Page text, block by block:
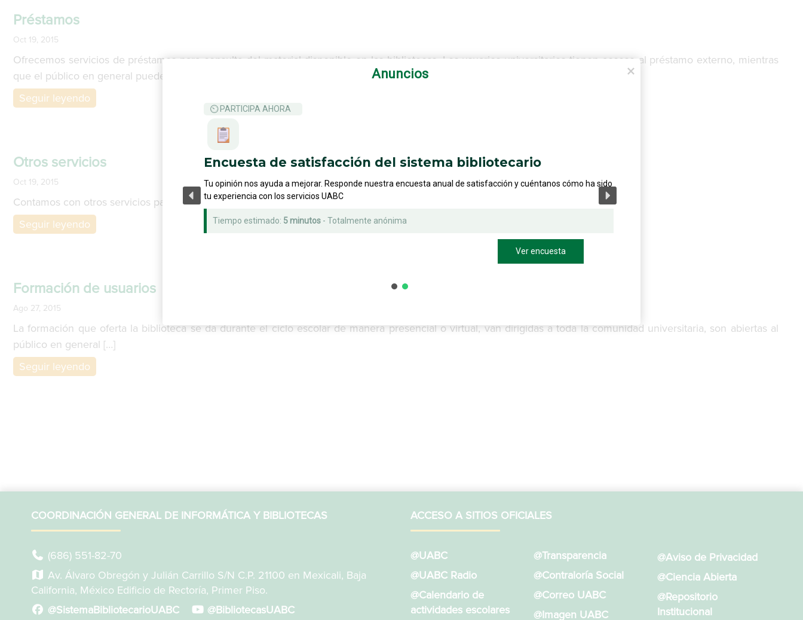
Préstamos
Oct 19, 2015
Ofrecemos servicios de préstamos para consulta del material disponible en las bibliotecas. Los usuarios universitarios tienen acceso al préstamo externo, mientras
que el público en general puede hacer uso solo […]
Seguir leyendo
Otros servicios
Oct 19, 2015
Contamos con otros servicios para ayudar a la comunidad estudiantil.
Seguir leyendo
Formación de usuarios
Ago 27, 2015
La formación que oferta la biblioteca se da durante el ciclo escolar de manera presencial o virtual, van dirigidas a toda la comunidad universitaria, son abiertas al
público en general […]
Seguir leyendo
COORDINACIÓN GENERAL DE INFORMÁTICA Y BIBLIOTECAS
(686) 551-82-70
Av. Álvaro Obregón y Julián Carrillo S/N C.P. 21100 en Mexicali, Baja
California, México Edificio de Rectoría, Primer Piso.
@SistemaBibliotecarioUABC
@BibliotecasUABC
ACCESO A SITIOS OFICIALES
@UABC
@UABC Radio
@Calendario de
actividades escolares
@Transparencia
@Contraloría Social
@Correo UABC
@Imagen UABC
@Aviso de Privacidad
@Ciencia Abierta
@Repositorio
Institucional
Anuncios
⏲ PARTICIPA AHORA
Encuesta de satisfacción del sistema bibliotecario
Tu opinión nos ayuda a mejorar. Responde nuestra encuesta anual de satisfacción y cuéntanos cómo ha sido
tu experiencia con los servicios UABC
Tiempo estimado: 5 minutos - Totalmente anónima
Ver encuesta